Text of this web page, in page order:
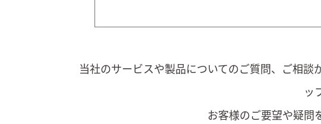
当社のサービスや製品についてのご質問、ご相
ッ
お客様のご要望や疑問